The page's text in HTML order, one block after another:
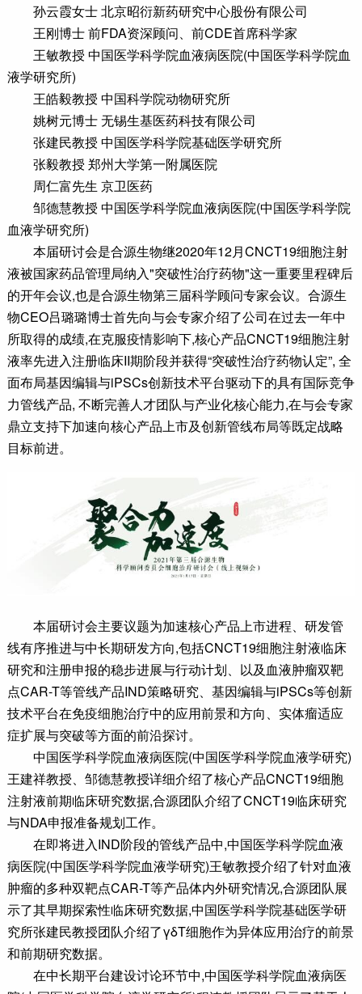
孙云霞女士 北京昭衍新药研究中心股份有限公司
王刚博士 前FDA资深顾问、前CDE首席科学家
王敏教授 中国医学科学院血液病医院(中国医学科学院血
液学研究所)
王皓毅教授 中国科学院动物研究所
姚树元博士 无锡生基医药科技有限公司
张建民教授 中国医学科学院基础医学研究所
张毅教授 郑州大学第一附属医院
周仁富先生 京卫医药
邹德慧教授 中国医学科学院血液病医院(中国医学科学院
血液学研究所)
本届研讨会是合源生物继2020年12月CNCT19细胞注射
液被国家药品管理局纳入"突破性治疗药物"这一重要里程碑后
的开年会议,也是合源生物第三届科学顾问专家会议。合源生
物CEO吕璐璐博士首先向与会专家介绍了公司在过去一年中
所取得的成绩,在克服疫情影响下,核心产品CNCT19细胞注射
液率先进入注册临床II期阶段并获得“突破性治疗药物认定”, 全
面布局基因编辑与iPSCs创新技术平台驱动下的具有国际竞争
力管线产品, 不断完善人才团队与产业化核心能力,在与会专家
鼎立支持下加速向核心产品上市及创新管线布局等既定战略
目标前进。
本届研讨会主要议题为加速核心产品上市进程、研发管
线有序推进与中长期研发方向,包括CNCT19细胞注射液临床
研究和注册申报的稳步进展与行动计划、以及血液肿瘤双靶
点CAR-T等管线产品IND策略研究、基因编辑与iPSCs等创新
技术平台在免疫细胞治疗中的应用前景和方向、实体瘤适应
症扩展与突破等方面的前沿探讨。
中国医学科学院血液病医院(中国医学科学院血液学研究)
王建祥教授、邹德慧教授详细介绍了核心产品CNCT19细胞
注射液前期临床研究数据,合源团队介绍了CNCT19临床研究
与NDA申报准备规划工作。
在即将进入IND阶段的管线产品中,中国医学科学院血液
病医院(中国医学科学院血液学研究)王敏教授介绍了针对血液
肿瘤的多种双靶点CAR-T等产品体内外研究情况,合源团队展
示了其早期探索性临床研究数据,中国医学科学院基础医学研
究所张建民教授团队介绍了γδT细胞作为异体应用治疗的前景
和前期研究数据。
在中长期平台建设讨论环节中,中国医学科学院血液病医